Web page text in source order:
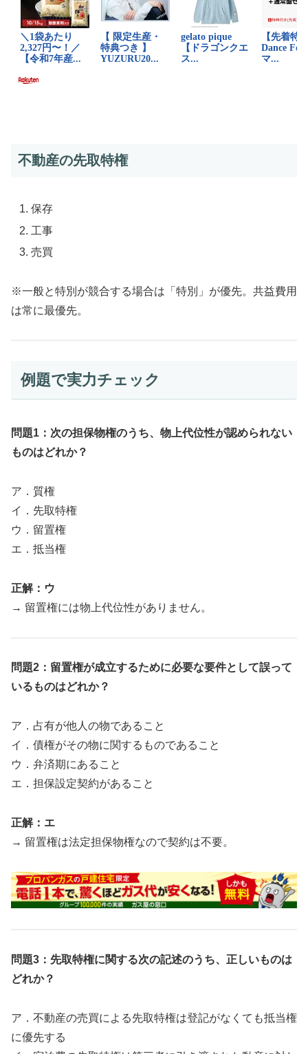
不動産の先取特権
保存
工事
売買
※一般と特別が競合する場合は「特別」が優先。共益費用
は常に最優先。
例題で実力チェック
問題1：次の担保物権のうち、物上代位性が認められない
ものはどれか？
ア．質権
イ．先取特権
ウ．留置権
エ．抵当権
正解：ウ
→ 留置権には物上代位性がありません。
問題2：留置権が成立するために必要な要件として誤って
いるものはどれか？
ア．占有が他人の物であること
イ．債権がその物に関するものであること
ウ．弁済期にあること
エ．担保設定契約があること
正解：エ
→ 留置権は法定担保物権なので契約は不要。
問題3：先取特権に関する次の記述のうち、正しいものは
どれか？
ア．不動産の売買による先取特権は登記がなくても抵当権
に優先する